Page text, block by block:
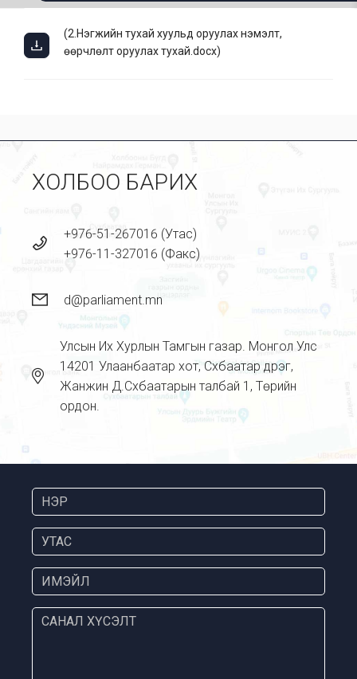
(2.Нэгжийн тухай хуульд оруулах нэмэлт,
өөрчлөлт оруулах тухай.docx)
ХОЛБОО БАРИХ
+976-51-267016 (Утас)
+976-11-327016 (Факс)
d@parliament.mn
Улсын Их Хурлын Тамгын газар. Монгол Улс
14201 Улаанбаатар хот, Сүхбаатар дүүрэг,
Жанжин Д.Сүхбаатарын талбай 1, Төрийн
ордон.